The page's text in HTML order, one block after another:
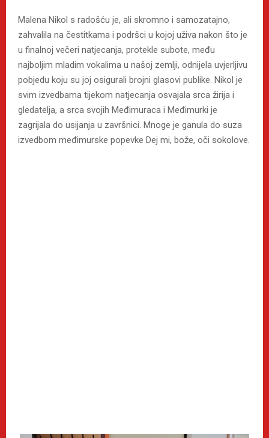
Malena Nikol s radošću je, ali skromno i samozatajno,
zahvalila na čestitkama i podršci u kojoj uživa nakon što je
u finalnoj večeri natjecanja, protekle subote, među
najboljim mladim vokalima u našoj zemlji, odnijela uvjerljivu
pobjedu koju su joj osigurali brojni glasovi publike. Nikol je
svim izvedbama tijekom natjecanja osvajala srca žirija i
gledatelja, a srca svojih Međimuraca i Međimurki je
zagrijala do usijanja u završnici. Mnoge je ganula do suza
izvedbom međimurske popevke Dej mi, bože, oči sokolove.